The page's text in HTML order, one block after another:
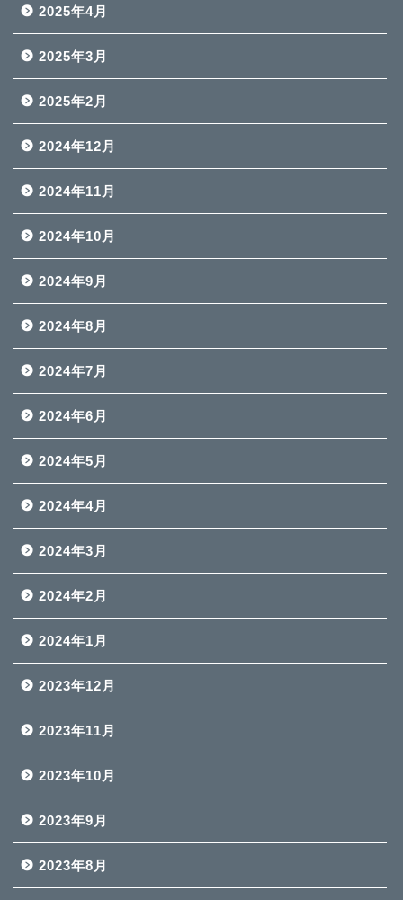
2025年4月
2025年3月
2025年2月
2024年12月
2024年11月
2024年10月
2024年9月
2024年8月
2024年7月
2024年6月
2024年5月
2024年4月
2024年3月
2024年2月
2024年1月
2023年12月
2023年11月
2023年10月
2023年9月
2023年8月